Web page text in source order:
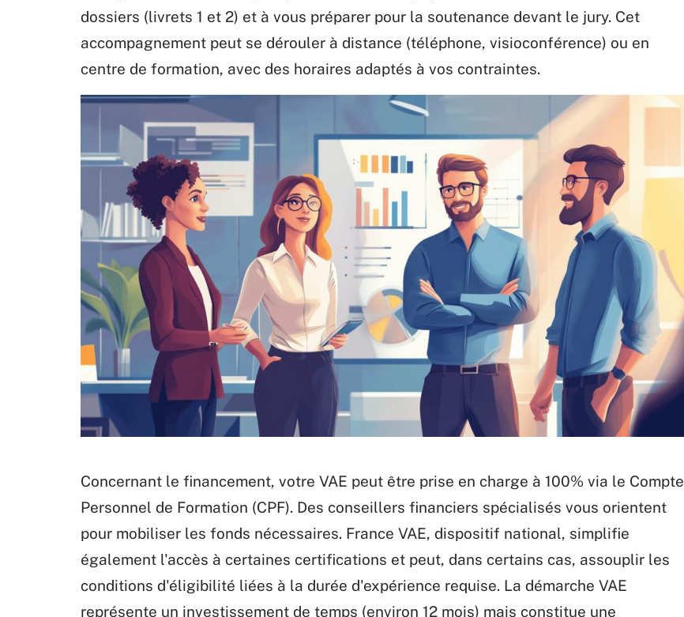
dossiers (livrets 1 et 2) et à vous préparer pour la soutenance devant le jury. Cet
accompagnement peut se dérouler à distance (téléphone, visioconférence) ou en
centre de formation, avec des horaires adaptés à vos contraintes.
Concernant le financement, votre VAE peut être prise en charge à 100% via le Compte
Personnel de Formation (CPF). Des conseillers financiers spécialisés vous orientent
pour mobiliser les fonds nécessaires. France VAE, dispositif national, simplifie
également l'accès à certaines certifications et peut, dans certains cas, assouplir les
conditions d'éligibilité liées à la durée d'expérience requise. La démarche VAE
représente un investissement de temps (environ 12 mois) mais constitue une